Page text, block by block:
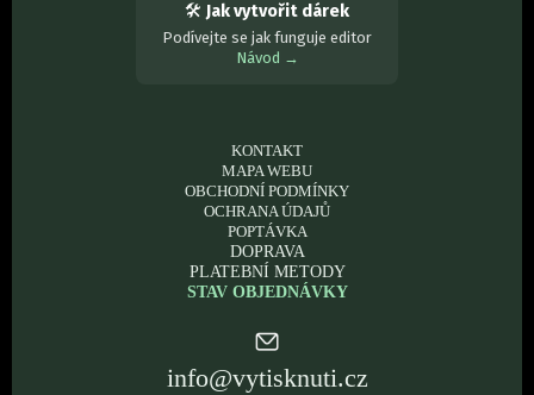
🛠 Jak vytvořit dárek
Podívejte se jak funguje editor
Návod →
KONTAKT
MAPA WEBU
OBCHODNÍ PODMÍNKY
OCHRANA ÚDAJŮ
POPTÁVKA
DOPRAVA
PLATEBNÍ METODY
STAV OBJEDNÁVKY
info@vytisknuti.cz